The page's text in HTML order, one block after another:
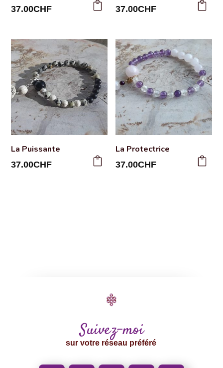
37.00CHF 37.00CHF
La Puissante
37.00CHF
La Protectrice
37.00CHF
Suivez-moi
sur votre réseau préféré